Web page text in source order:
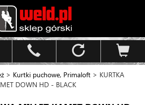
> Kurtki puchowe, Primaloft > KURTKA
DOWN HD - BLACK